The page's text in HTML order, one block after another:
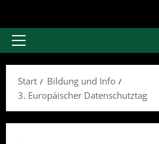
Primäres
Start
Bildung und Info
3. Europäischer Datenschutztag